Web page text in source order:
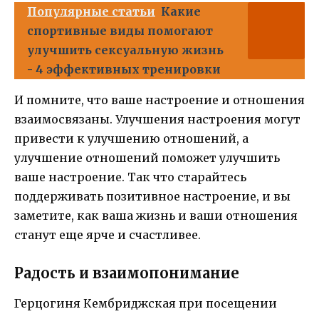
Популярные статьи Какие
спортивные виды помогают
улучшить сексуальную жизнь
- 4 эффективных тренировки
И помните, что ваше настроение и отношения
взаимосвязаны. Улучшения настроения могут
привести к улучшению отношений, а
улучшение отношений поможет улучшить
ваше настроение. Так что старайтесь
поддерживать позитивное настроение, и вы
заметите, как ваша жизнь и ваши отношения
станут еще ярче и счастливее.
Радость и взаимопонимание
Герцогиня Кембриджская при посещении